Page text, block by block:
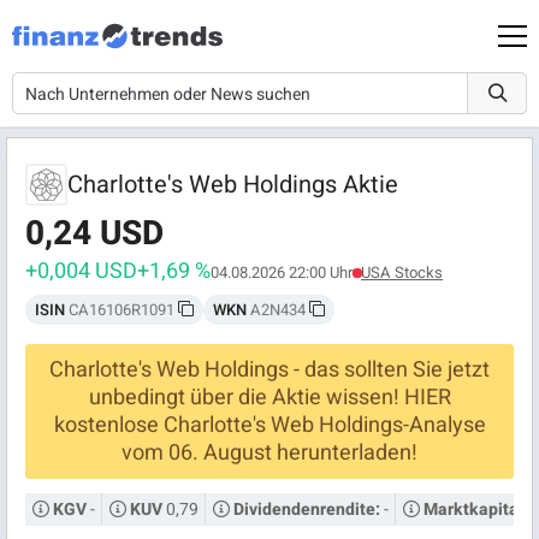
Charlotte's Web Holdings Aktie
0,24 USD
+0,004 USD+1,69 %04.08.2026 22:00 Uhr USA Stocks
ISINCA16106R1091 WKNA2N434
Charlotte's Web Holdings - das sollten Sie jetzt
unbedingt über die Aktie wissen! HIER
kostenlose Charlotte's Web Holdings-Analyse
vom 06. August herunterladen!
KGV- KUV0,79 Dividendenrendite:-